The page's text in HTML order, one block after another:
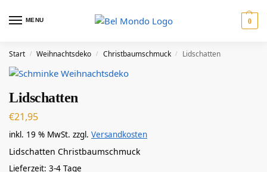
MENU 0
Start / Weihnachtsdeko / Christbaumschmuck / Lidschatten
Lidschatten
€21,95
inkl. 19 % MwSt. zzgl. Versandkosten
Lidschatten Christbaumschmuck
Lieferzeit: 3-4 Tage